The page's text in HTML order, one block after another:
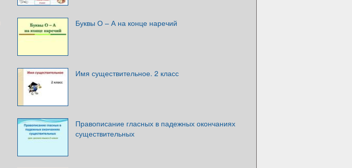
Буквы О – А на конце наречий
Имя существительное. 2 класс
Правописание гласных в падежных окончаниях
существительных